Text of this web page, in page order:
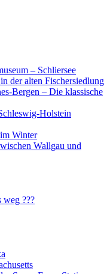
– Schliersee
der alten Fischersiedlung
Bergen – Die klassische
Holstein
Winter
Wallgau und
weg ???